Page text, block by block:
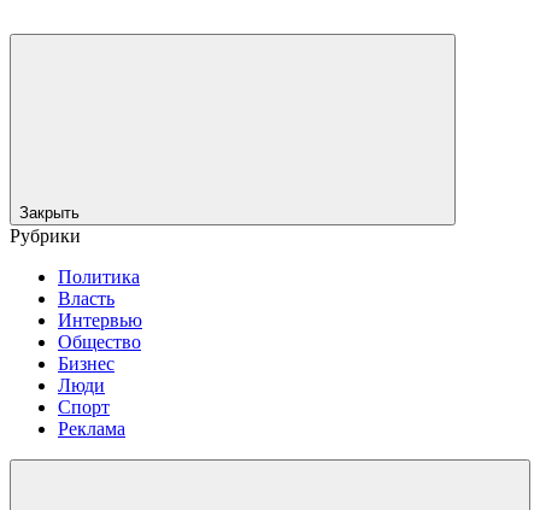
Закрыть
Рубрики
Политика
Власть
Интервью
Общество
Бизнес
Люди
Спорт
Реклама